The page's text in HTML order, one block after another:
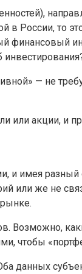
в России, то
— не
или акции, и
имея разный
или же не
Возможно,
чтобы
данных